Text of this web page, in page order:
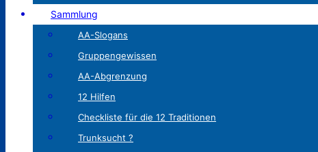
Sammlung
AA-Slogans
Gruppengewissen
AA-Abgrenzung
12 Hilfen
Checkliste für die 12 Traditionen
Trunksucht ?